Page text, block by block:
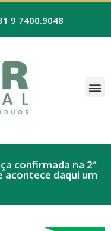
9 7400.9048
confirmada na 2ª
acontece daqui um